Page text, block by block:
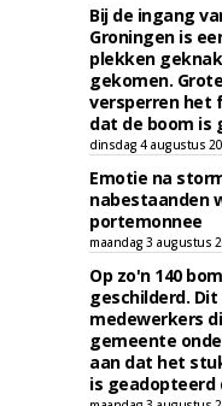
Bij de ingang
Groningen is
plekken
gekomen.
versperren het
dat de boom is
dinsdag 4 augustus
Emotie na
nabestaanden
portemonnee
maandag 3 augustus
Op zo'n 140
geschilderd.
medewerkers
gemeente
aan dat het
is geadopteerd